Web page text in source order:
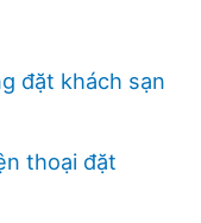
đặt khách sạn
thoại đặt